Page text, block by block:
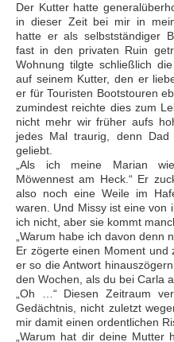
Der Kutter hatte
in dieser Zeit bei mir in
hatte er als selbstständiger
fast in den privaten Ruin
Wohnung tilgte schließlich
auf seinem Kutter, den er
er für Touristen Bootstouren
zumindest reichte dies zum
nicht mehr wir früher aufs
jedes Mal traurig, denn
geliebt.
„Als ich meine Marian
Möwennest am Heck.“ Er
also noch eine Weile im
waren. Und Missy ist eine von
ich nicht, aber sie kommt
„Warum habe ich davon denn
Er zögerte einen Moment
er so die Antwort
den Wochen, als du bei Carla
„Oh …“ Diesen Zeitraum
Gedächtnis, nicht zuletzt
mir damit einen ordentlichen
„Warum hat dir deine Mutter